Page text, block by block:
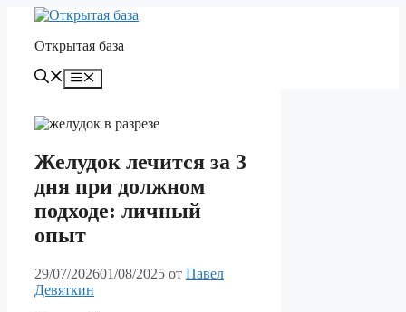
Перейти
содержимому
Открытая база
Меню
Желудок лечится за 3
дня при должном
подходе: личный
опыт
29/07/202601/08/2025 от Павел
Девяткин